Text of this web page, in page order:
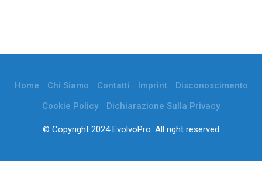
Home Chi Siamo Contatti Imprint
Disconoscimento
Cookie Policy
Dichiarazione Sulla Privacy
© Copyright 2024 EvolvoPro. All right reserved